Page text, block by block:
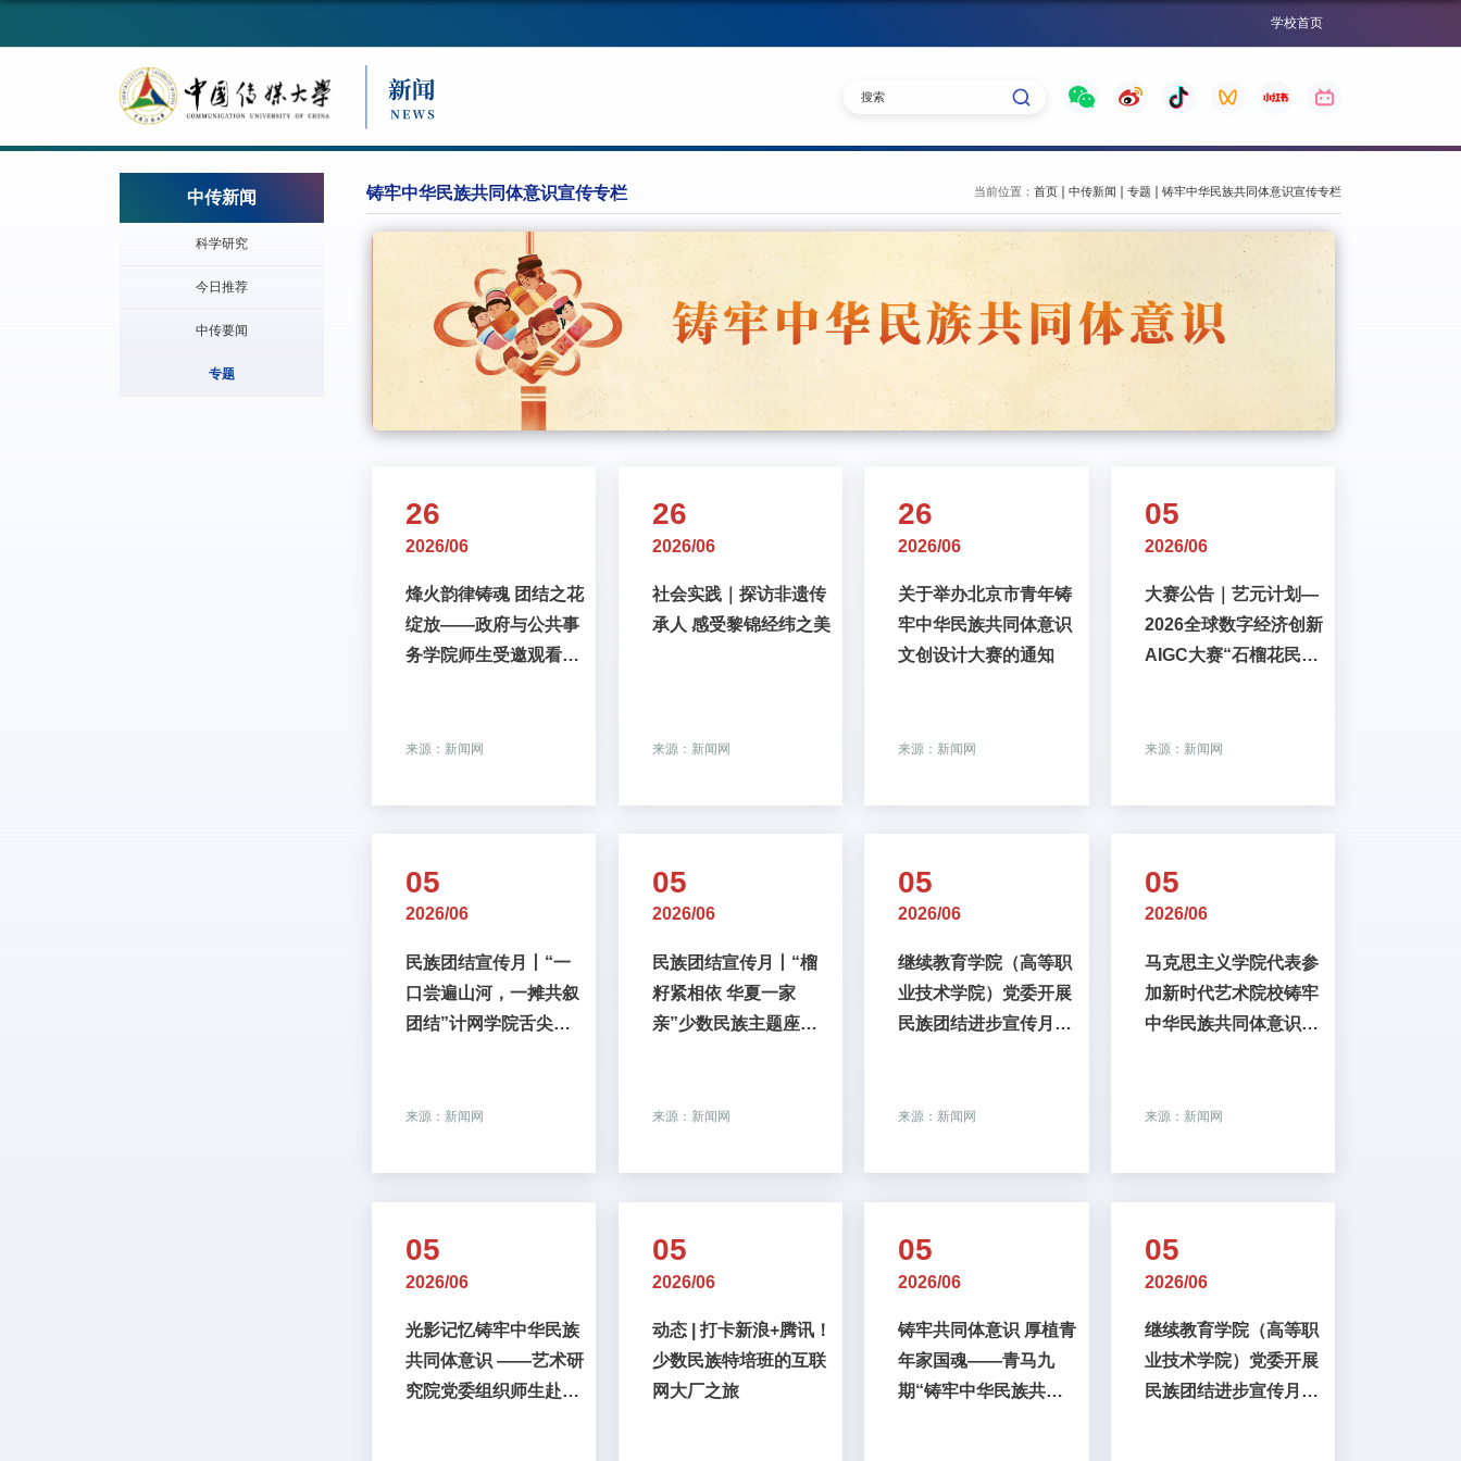
学校首页
中传新闻
科学研究
今日推荐
中传要闻
专题
当前位置： 首页 中传新闻 专题 铸牢中华民族共同体意识宣传专栏
铸牢中华民族共同体意识宣传专栏
26
2026/06
烽火韵律铸魂 团结之花
绽放——政府与公共事
务学院师生受邀观看
来源：新闻网
26
2026/06
社会实践｜探访非遗传
承人 感受黎锦经纬之美
来源：新闻网
26
2026/06
关于举办北京市青年铸
牢中华民族共同体意识
文创设计大赛的通知
来源：新闻网
05
2026/06
大赛公告｜艺元计划—
2026全球数字经济创新
AIGC大赛“石榴花民族
来源：新闻网
05
2026/06
民族团结宣传月丨“一
口尝遍山河，一摊共叙
团结”计网学院舌尖上
来源：新闻网
05
2026/06
民族团结宣传月丨“榴
籽紧相依 华夏一家
亲”少数民族主题座谈
来源：新闻网
05
2026/06
继续教育学院（高等职
业技术学院）党委开展
民族团结进步宣传月主
来源：新闻网
05
2026/06
马克思主义学院代表参
加新时代艺术院校铸牢
中华民族共同体意识学
来源：新闻网
05
2026/06
光影记忆铸牢中华民族
共同体意识 ——艺术研
究院党委组织师生赴中
05
2026/06
动态 | 打卡新浪+腾讯！
少数民族特培班的互联
网大厂之旅
05
2026/06
铸牢共同体意识 厚植青
年家国魂——青马九
期“铸牢中华民族共同
05
2026/06
继续教育学院（高等职
业技术学院）党委开展
民族团结进步宣传月主